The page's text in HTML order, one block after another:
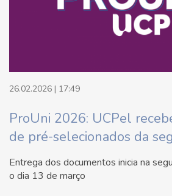
26.02.2026 | 17:49
ProUni 2026: UCPel
de pré-selecionados da
Entrega dos documentos inicia na
o dia 13 de março